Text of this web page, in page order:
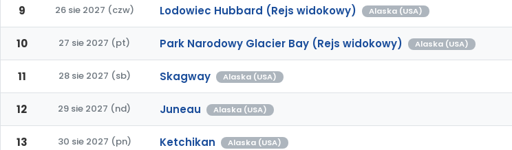
9 26 sie 2027 (czw) Lodowiec Hubbard (Rejs widokowy) Alaska (USA)
10 27 sie 2027 (pt) Park Narodowy Glacier Bay (Rejs widokowy) Alaska (USA)
11 28 sie 2027 (sb) Skagway Alaska (USA)
12 29 sie 2027 (nd) Juneau Alaska (USA)
13 30 sie 2027 (pn) Ketchikan Alaska (USA)